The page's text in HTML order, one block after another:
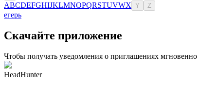
ABCDEFGHIJKLMNOPQRSTUVWX Y Z
егерь
Скачайте приложение
Чтобы получать уведомления о приглашениях мгновенно
HeadHunter